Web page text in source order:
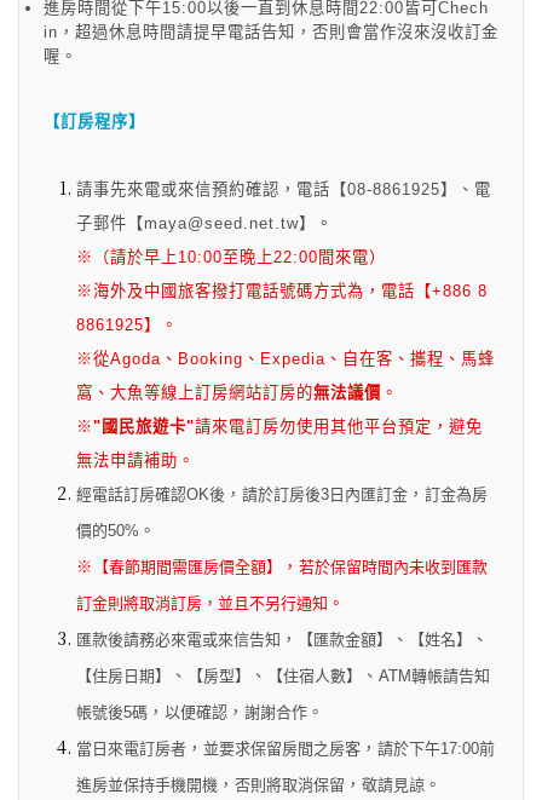
進房時間從下午15:00以後一直到休息時間22:00皆可C hech
in ，超過休息時間請提早電話告知，否則會當作沒來沒收訂金
喔。
【訂房程序】
請事先來電或來信預約確認，電話【08-8861925】、電
子郵件【maya@seed.net.tw】
。
※
（請於早上10:00至晚上22:00間來電）
※海外及中國旅客撥打電話號碼方式為，電話【+886 8
8861925】。
※從Agoda、Booking、Expedia、自在客、攜程、馬蜂
窩、大魚等線上訂房網站訂房的無法議價 。
※"國民旅遊卡"請來電訂房勿使用其他平台預定，避免
無法申請補助。
經電話訂房確認OK後 ， 請於訂房後3日內匯訂金 ， 訂金為房
價的50% 。
※
【春節期間需匯房價全額】 ， 若於保留時間內未收到匯款
訂金則將取消訂房，並且不另行通知 。
匯款後請務必來電或來信告知 ， 【匯款金額】 、 【姓名】
、
【住房日期】
、 【房型】 、 【住宿人數】 、 ATM轉帳請告知
帳號後5碼 ， 以便確認 ， 謝謝合作 。
當日來電訂房者 ， 並要求保留房間之房客 ， 請於下午17:00前
進房並保持手機開機 ， 否則將取消保留 ， 敬請見諒 。